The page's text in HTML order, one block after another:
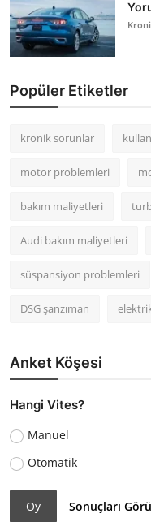
Popüler Etiketler
kronik sorunlar
motor problemleri
bakım maliyetleri
Audi bakım maliyetleri
süspansiyon problemleri
DSG şanzıman
Anket Köşesi
Hangi Vites?
Manuel
Otomatik
Oy Sonuçları